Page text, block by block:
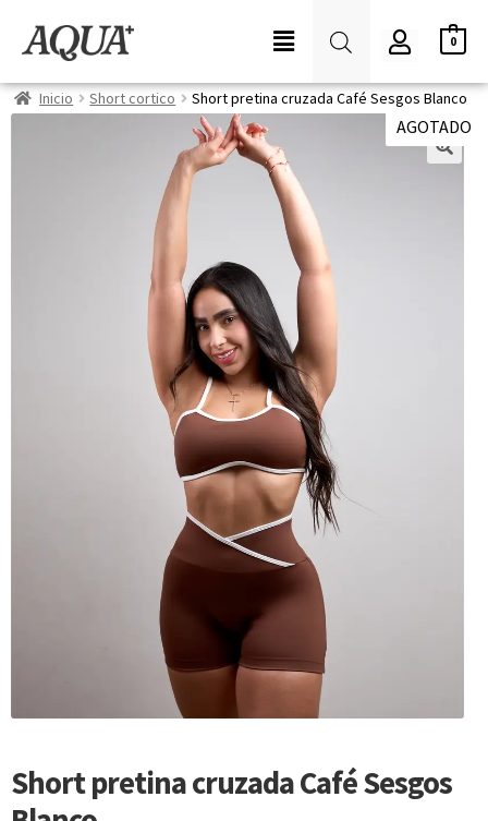
0
Inicio Short cortico Short pretina cruzada Café Sesgos Blanco
AGOTADO
Short pretina cruzada Café Sesgos